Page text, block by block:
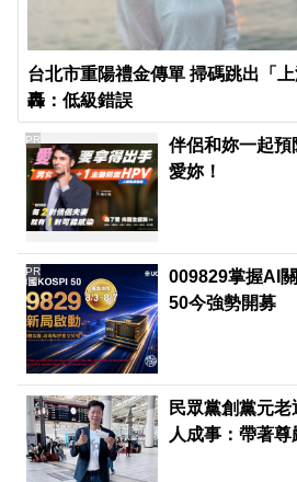
台北市重陽禮金傳單 掃碼跳出「
轟：低級錯誤
伴侶和妳一起
愛妳！
PR
009829掌握AI
50今強勢開募
PR
民眾黨創黨元老
人成事：帶著尊